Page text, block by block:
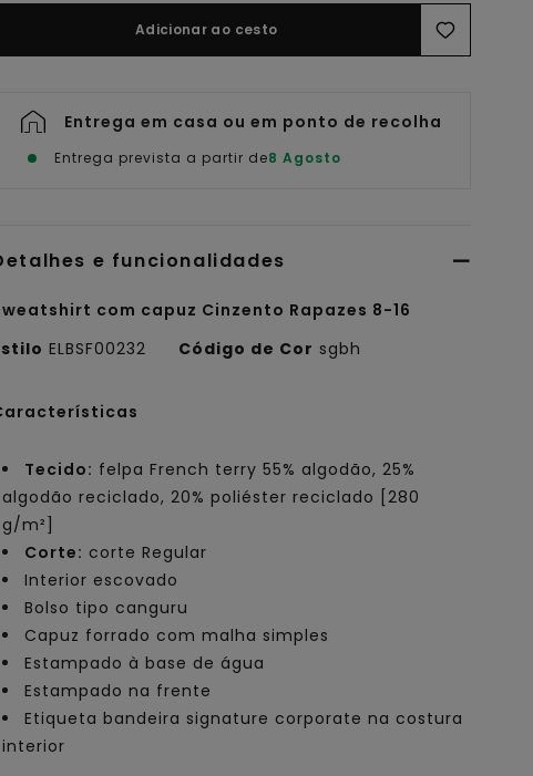
Adicionar ao cesto
Entrega em casa ou em ponto de recolha
Entrega prevista a partir de8 Agosto
e funcionalidades
com capuz Cinzento Rapazes 8-16
ELBSF00232 Código de Cor sgbh
Tecido: felpa French terry 55% algodão, 25%
algodão reciclado, 20% poliéster reciclado [280
g/m²]
Corte: corte Regular
Interior escovado
Bolso tipo canguru
Capuz forrado com malha simples
Estampado à base de água
Estampado na frente
Etiqueta bandeira signature corporate na costura
interior